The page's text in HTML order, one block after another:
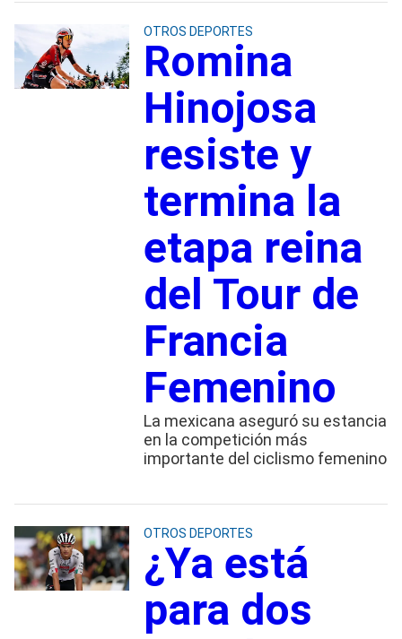
OTROS DEPORTES
Romina
Hinojosa
resiste y
termina la
etapa reina
del Tour de
Francia
Femenino
La mexicana aseguró su estancia
en la competición más
importante del ciclismo femenino
OTROS DEPORTES
¿Ya está
para dos